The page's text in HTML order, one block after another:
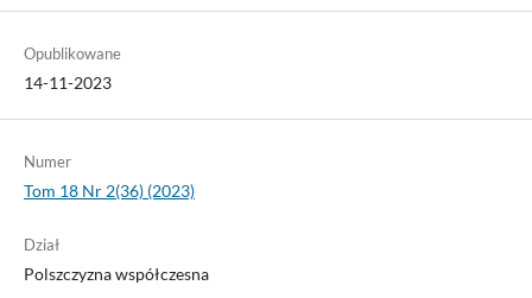
Opublikowane
14-11-2023
Numer
Tom 18 Nr 2(36) (2023)
Dział
Polszczyzna współczesna